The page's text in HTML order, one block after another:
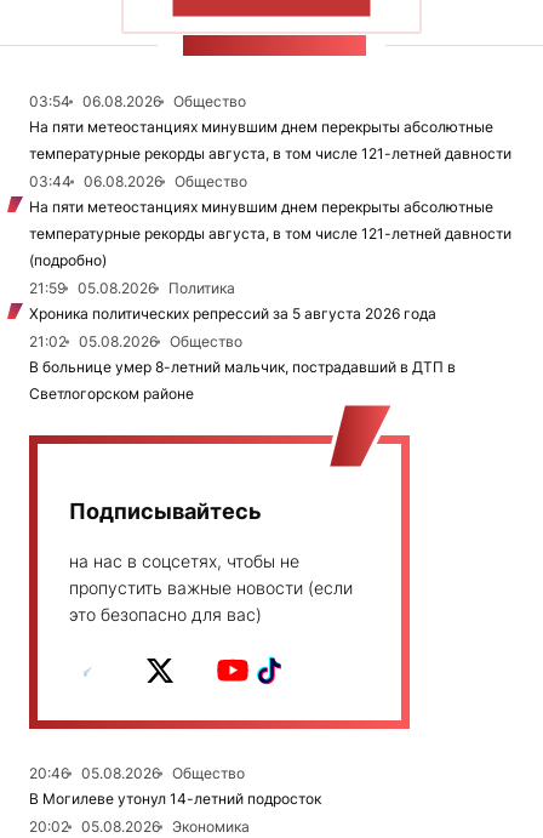
03:54 06.08.2026
Общество
На пяти метеостанциях минувшим днем перекрыты абсолютные
температурные рекорды августа, в том числе 121-летней давности
03:44
06.08.2026
Общество
На пяти метеостанциях минувшим днем перекрыты абсолютные
температурные рекорды августа, в том числе 121-летней давности
(подробно)
21:59
05.08.2026
Политика
Хроника политических репрессий за 5 августа 2026 года
21:02
05.08.2026
Общество
В больнице умер 8-летний мальчик, пострадавший в ДТП в
Светлогорском районе
Подписывайтесь
на нас в соцсетях, чтобы не
пропустить важные новости (если
это безопасно для вас)
20:46 05.08.2026
Общество
В Могилеве утонул 14-летний подросток
20:02
05.08.2026
Экономика